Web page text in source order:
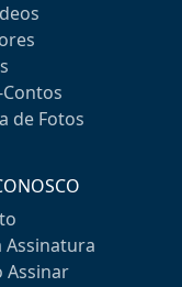
de Fotos
Assinatura
Assinar